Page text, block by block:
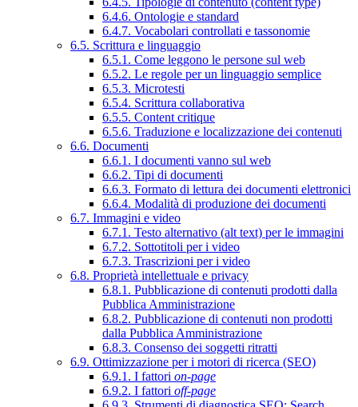
6.4.6. Ontologie e standard
6.4.7. Vocabolari controllati e tassonomie
6.5. Scrittura e linguaggio
6.5.1. Come leggono le persone sul web
6.5.2. Le regole per un linguaggio semplice
6.5.3. Microtesti
6.5.4. Scrittura collaborativa
6.5.5. Content critique
6.5.6. Traduzione e localizzazione dei contenuti
6.6. Documenti
6.6.1. I documenti vanno sul web
6.6.2. Tipi di documenti
6.6.3. Formato di lettura dei documenti elettronici
6.6.4. Modalità di produzione dei documenti
6.7. Immagini e video
6.7.1. Testo alternativo (alt text) per le immagini
6.7.2. Sottotitoli per i video
6.7.3. Trascrizioni per i video
6.8. Proprietà intellettuale e privacy
6.8.1. Pubblicazione di contenuti prodotti dalla
Pubblica Amministrazione
6.8.2. Pubblicazione di contenuti non prodotti
dalla Pubblica Amministrazione
6.8.3. Consenso dei soggetti ritratti
6.9. Ottimizzazione per i motori di ricerca (SEO)
6.9.1. I fattori on-page
6.9.2. I fattori off-page